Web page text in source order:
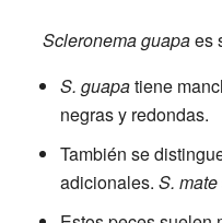
Scleronema guapaes
S. guapatiene
negras y redondas.
También se
adicionales. S. mate